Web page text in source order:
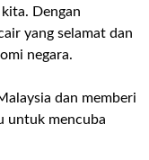
Dengan
yang selamat dan
negara.
dan memberi
untuk mencuba